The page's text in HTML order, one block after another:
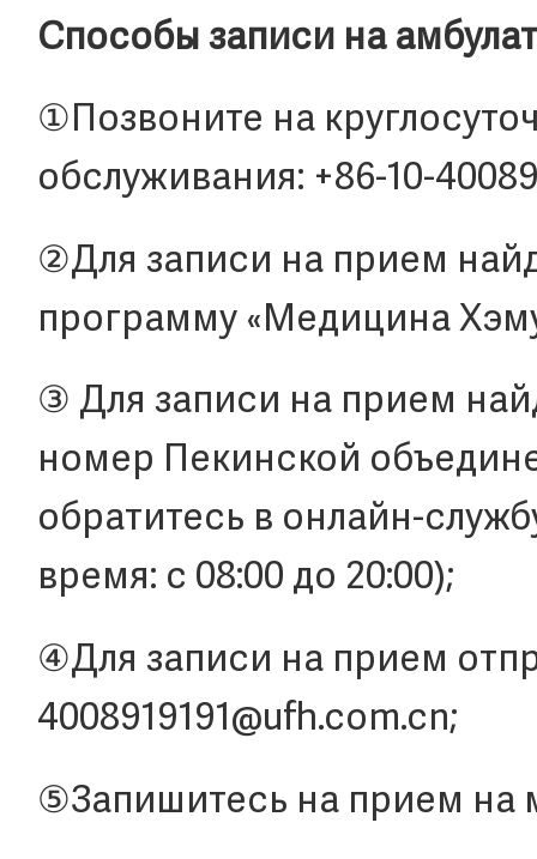
Способы записи на
①Позвоните на
обслуживания: +86-10-
②Для записи на прием
программу «Медицина
③ Для записи на прием
номер Пекинской
обратитесь в онлайн-
время: с 08:00 до 20:00);
④Для записи на прием
4008919191@ufh.com.cn;
⑤Запишитесь на прием на